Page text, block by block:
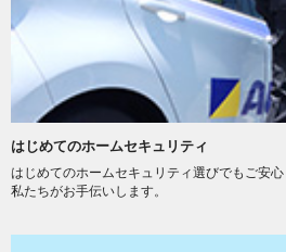
はじめてのホームセキュリティ
はじめてのホームセキュリティ選びでもご安心
私たちがお手伝いします。